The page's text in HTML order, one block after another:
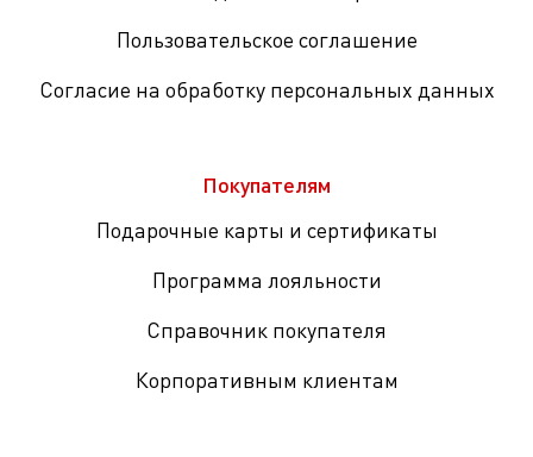
Пользовательское соглашение
Согласие на обработку персональных данных
Покупателям
Подарочные карты и сертификаты
Программа лояльности
Справочник покупателя
Корпоративным клиентам